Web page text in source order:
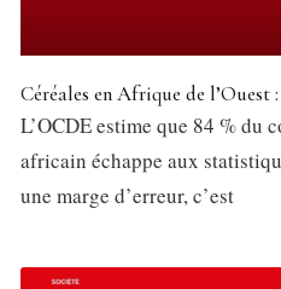
Céréales en Afrique de l’Ouest
L’OCDE estime que 84 % du
africain échappe aux
une marge d’erreur, c’est